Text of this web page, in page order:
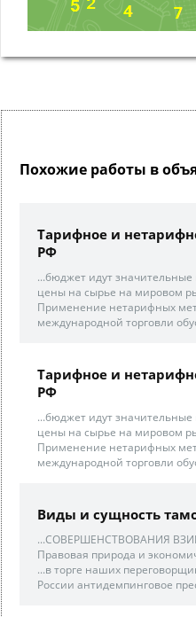
Похожие работы в
Тарифное и
РФ
...бюджет идут
цены на сырье на мировом
Применение нетарифных
международной торговли
Тарифное и
РФ
...бюджет идут
цены на сырье на мировом
Применение нетарифных
международной торговли
Виды и сущность
...СОВЕРШЕНСТВОВАНИЯ
Правовая природа и
...в торге наших
России антидемпинговое